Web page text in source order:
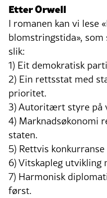
Etter Orwell
I romanen kan vi lese
blomstringstida»,
slik:
1) Eit demokratisk
2) Ein rettsstat med
prioritet.
3) Autoritært styre på
4) Marknadsøkonomi
staten.
5) Rettvis
6) Vitskapleg
7) Harmonisk
først.